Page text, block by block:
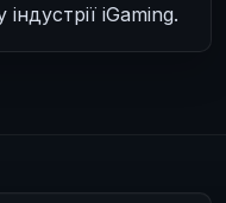
iGaming.